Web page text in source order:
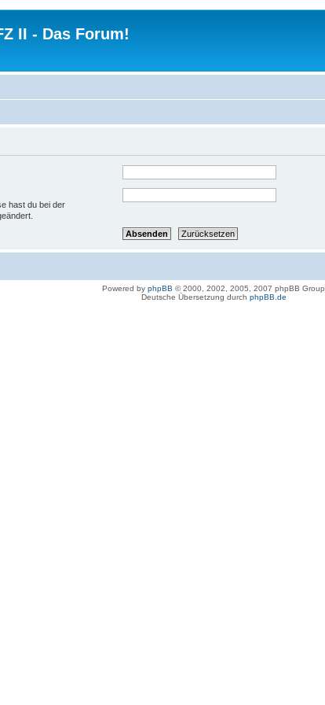
II - Das Forum!
hast du bei der
Powered by phpBB © 2000, 2002, 2005, 2007 phpBB Group
Deutsche Übersetzung durch phpBB.de